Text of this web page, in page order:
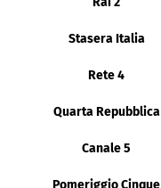
Stasera Italia
Rete 4
Quarta Repubblica
Canale 5
Pomeriggio Cinque